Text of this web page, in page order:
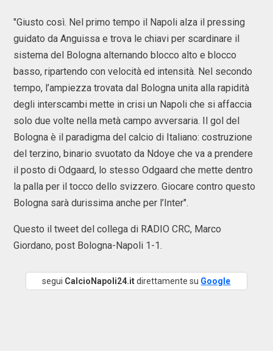
"Giusto così. Nel primo tempo il Napoli alza il pressing
guidato da Anguissa e trova le chiavi per scardinare il
sistema del Bologna alternando blocco alto e blocco
basso, ripartendo con velocità ed intensità. Nel secondo
tempo, l’ampiezza trovata dal Bologna unita alla rapidità
degli interscambi mette in crisi un Napoli che si affaccia
solo due volte nella metà campo avversaria. Il gol del
Bologna è il paradigma del calcio di Italiano: costruzione
del terzino, binario svuotato da Ndoye che va a prendere
il posto di Odgaard, lo stesso Odgaard che mette dentro
la palla per il tocco dello svizzero. Giocare contro questo
Bologna sarà durissima anche per l’Inter".
Questo il tweet del collega di RADIO CRC, Marco
Giordano, post Bologna-Napoli 1-1.
segui CalcioNapoli24.itdirettamente su Google